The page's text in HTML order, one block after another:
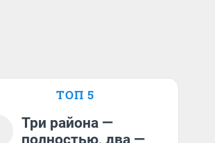
ТОП 5
Три района —
полностью, два —